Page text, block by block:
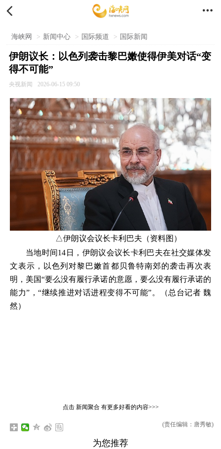
 
海峡网 > 新闻中心 > 国际频道 > 国际新闻
伊朗议长：以色列袭击黎巴嫩使得伊美对话“变
得不可能”
央视新闻 2026-06-15 09:50
△伊朗议会议长卡利巴夫（资料图）
当地时间14日，伊朗议会议长卡利巴夫在社交媒体发
文表示，以色列对黎巴嫩首都贝鲁特南郊的袭击再次表
明，美国“要么没有履行承诺的意愿，要么没有履行承诺的
能力”，“继续推进对话进程变得不可能”。（总台记者 魏
然）
点击 新闻聚合有更多好看的内容>>>
(责任编辑：唐秀敏)
为您推荐